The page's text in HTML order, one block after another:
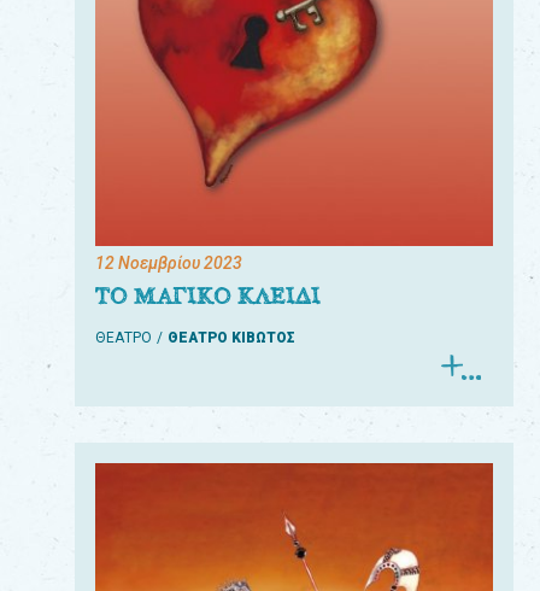
12 Νοεμβρίου 2023
ΤΟ ΜΑΓΙΚΟ ΚΛΕΙΔΙ
ΘΕΑΤΡΟ ΘΕΑΤΡΟ ΚΙΒΩΤΟΣ